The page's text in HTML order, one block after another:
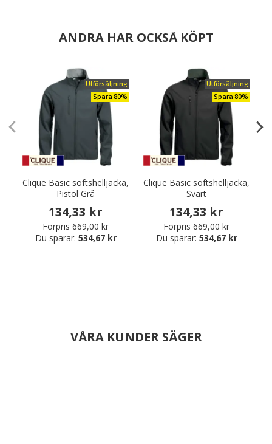
ANDRA HAR OCKSÅ KÖPT
Utförsäljning
Spara 80%
Clique Basic softshelljacka,
Pistol Grå
134,33 kr
Förpris 669,00 kr
Du sparar: 534,67 kr
Utförsäljning
Spara 80%
Clique Basic softshelljacka,
Svart
134,33 kr
Förpris 669,00 kr
Du sparar: 534,67 kr
VÅRA KUNDER SÄGER